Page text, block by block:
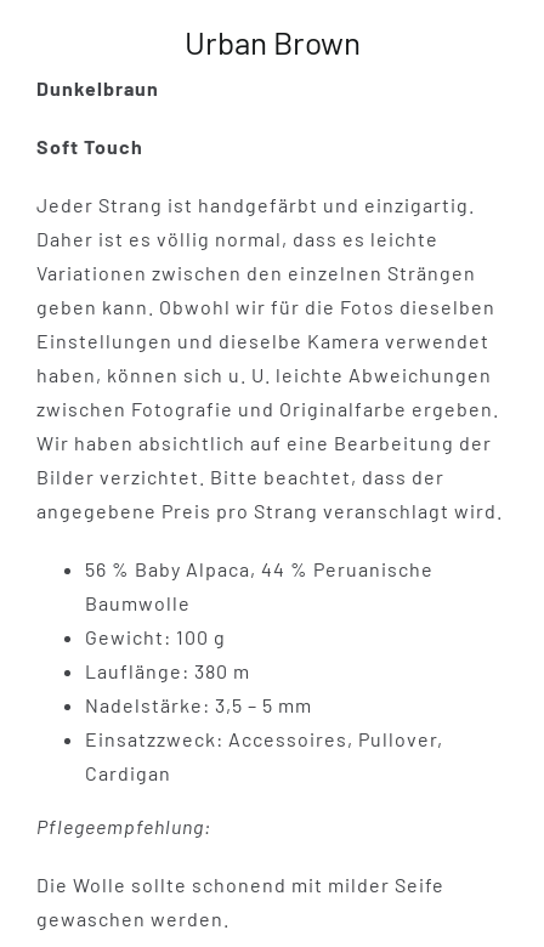
Urban Brown
Dunkelbraun
Soft Touch
Jeder Strang ist handgefärbt und einzigartig.
Daher ist es völlig normal, dass es leichte
Variationen zwischen den einzelnen Strängen
geben kann. Obwohl wir für die Fotos dieselben
Einstellungen und dieselbe Kamera verwendet
haben, können sich u. U. leichte Abweichungen
zwischen Fotografie und Originalfarbe ergeben.
Wir haben absichtlich auf eine Bearbeitung der
Bilder verzichtet. Bitte beachtet, dass der
angegebene Preis pro Strang veranschlagt wird.
56 % Baby Alpaca, 44 % Peruanische
Baumwolle
Gewicht: 100 g
Lauflänge: 380 m
Nadelstärke: 3,5 – 5 mm
Einsatzzweck: Accessoires, Pullover,
Cardigan
Pflegeempfehlung:
Die Wolle sollte schonend mit milder Seife
gewaschen werden.